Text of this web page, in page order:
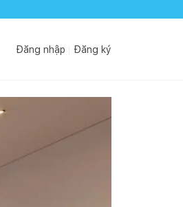
Đăng nhập Đăng ký